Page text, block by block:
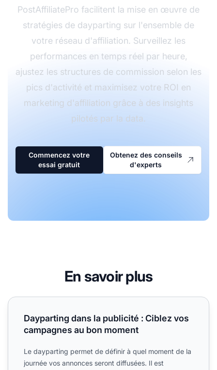
PostAffiliatePro facilitent la mise en œuvre de
stratégies de dayparting sur l'ensemble de
votre réseau d'affiliation. Surveillez les
performances en temps réel par heure,
ajustez les structures de commission selon les
pics d'activité et maximisez votre ROI en
marketing d'affiliation grâce à des insights
pilotés par la data.
Commencez votre
essai gratuit
Obtenez des conseils
d'experts
En savoir plus
Dayparting dans la publicité : Ciblez vos campagnes au
Dayparting dans la publicité : Ciblez vos
campagnes au bon moment
Le dayparting permet de définir à quel moment de la
journée vos annonces seront diffusées. Il est